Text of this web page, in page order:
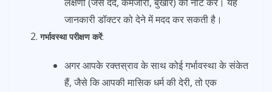
जानकारी डॉक्टर को देने में मदद कर सकती है।
गर्भावस्था परीक्षण करें:
अगर आपके रक्तस्राव के साथ कोई गर्भावस्था के संकेत
हैं, जैसे कि आपकी मासिक धर्म की देरी, तो एक